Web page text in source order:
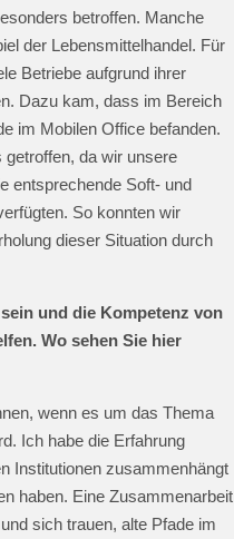
betroffen. Manche
der Lebensmittelhandel. Für
Betriebe aufgrund ihrer
Dazu kam, dass im Bereich
im Mobilen Office befanden.
da wir unsere
entsprechende Soft- und
So konnten wir
dieser Situation durch
und die Kompetenz von
Wo sehen Sie hier
wenn es um das Thema
Ich habe die Erfahrung
Institutionen zusammenhängt
haben. Eine Zusammenarbeit
sich trauen, alte Pfade im